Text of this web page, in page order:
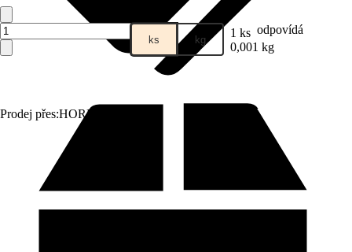
Prodej přes:HORNBACH
ks kg 1 ks odpovídá
0,001 kg